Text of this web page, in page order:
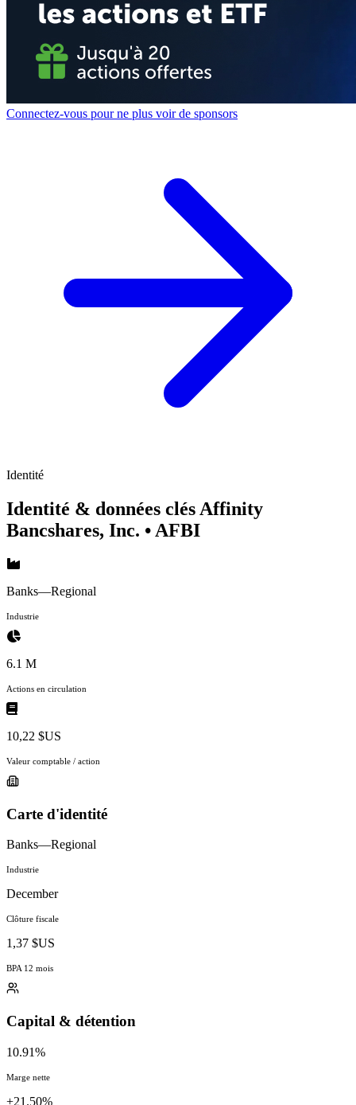
Connectez-vous pour ne plus voir de sponsors
Identité
Identité & données clés Affinity
Bancshares, Inc. • AFBI
Banks—Regional
Industrie
6.1 M
Actions en circulation
10,22 $US
Valeur comptable / action
Carte d'identité
Banks—Regional
Industrie
December
Clôture fiscale
1,37 $US
BPA 12 mois
Capital & détention
10.91%
Marge nette
+21.50%